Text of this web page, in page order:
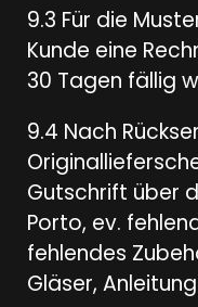
9.3 Für die
Kunde eine
30 Tagen fällig
9.4 Nach
Gutschrift über
Porto, ev.
fehlendes
Gläser,